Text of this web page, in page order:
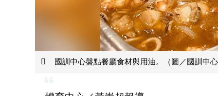
國訓中心盤點餐廳食材與用油。（圖／國訓中